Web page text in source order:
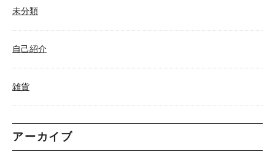
未分類
自己紹介
雑貨
アーカイブ